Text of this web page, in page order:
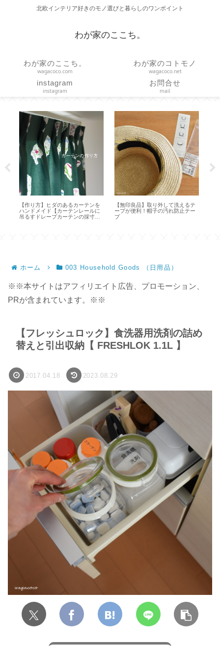
北欧インテリア好きのモノ選びと暮らしのワンポイント
わが家のここち。
わが家のここち。
wagacoco.com
わが家のコトモノ
wagacoco.net
instagram
instagram
お問合せ
mail
【作り方】ヒダのあるカーテンを
ハンドメイド【カーテンレールに
吊るすドレープカーテンの採寸・
【無印良品】取り外して洗えるテ
ープが便利！帽子の汚れ防止テー
プ
ホーム 003 Household Goods （日用品）
※※本サイトはアフィリエイト広告、プロモーション、
PRが含まれています。※※
【フレッシュロック】食洗器用洗剤の詰め
替えと引出収納【 FRESHLOK 1.1L 】
2017.04.18 2023.08.29